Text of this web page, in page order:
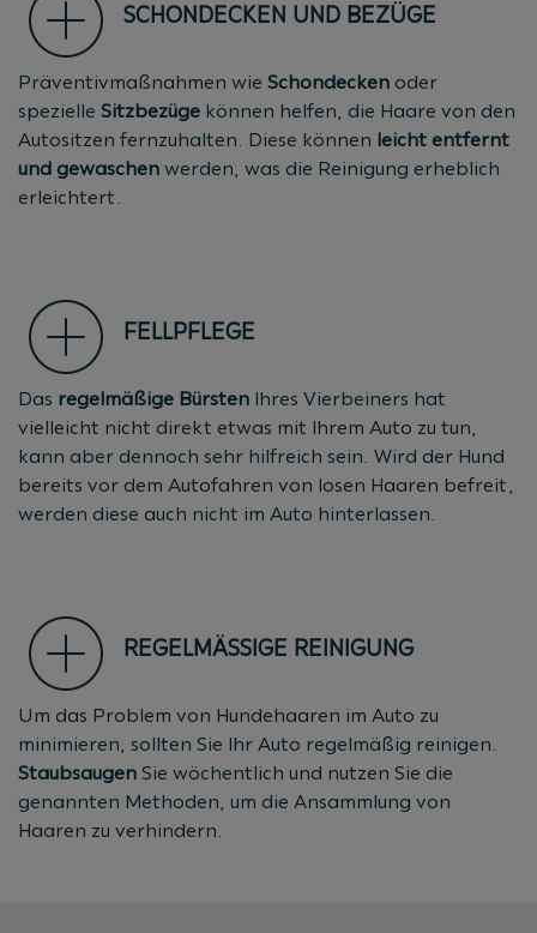
SCHONDECKEN UND BEZÜGE
Präventivmaßnahmen wie Schondecken oder
spezielle Sitzbezüge können helfen, die Haare von den
Autositzen fernzuhalten. Diese können leicht entfernt
und gewaschen werden, was die Reinigung erheblich
erleichtert.
FELLPFLEGE
Das regelmäßige Bürsten Ihres Vierbeiners hat
vielleicht nicht direkt etwas mit Ihrem Auto zu tun,
kann aber dennoch sehr hilfreich sein. Wird der Hund
bereits vor dem Autofahren von losen Haaren befreit,
werden diese auch nicht im Auto hinterlassen.
REGELMÄSSIGE REINIGUNG
Um das Problem von Hundehaaren im Auto zu
minimieren, sollten Sie Ihr Auto regelmäßig reinigen.
Staubsaugen Sie wöchentlich und nutzen Sie die
genannten Methoden, um die Ansammlung von
Haaren zu verhindern.